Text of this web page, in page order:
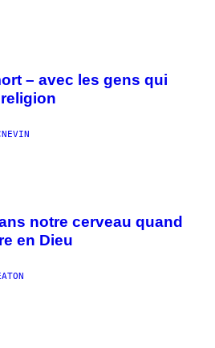
– avec les gens qui
notre cerveau quand
en Dieu